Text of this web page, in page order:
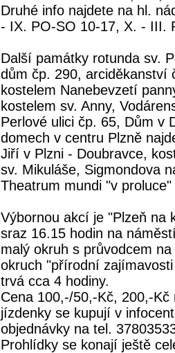
Druhé info najdete na hl.
- IX. PO-SO 10-17, X. - III.
Další památky rotunda sv.
dům čp. 290, arciděkanství
kostelem Nanebevzetí
kostelem sv. Anny,
Perlové ulici čp. 65, Dům v
domech v centru Plzně
Jiří v Plzni - Doubravce,
sv. Mikuláše, Sigmondova
Theatrum mundi "v
Výbornou akcí je "Plzeň na
sraz 16.15 hodin na
malý okruh s průvodcem
okruch "přírodní
trvá cca 4 hodiny.
Cena 100,-/50,-Kč, 200,-
jízdenky se kupují v
objednávky na tel.
Prohlídky se konají ještě